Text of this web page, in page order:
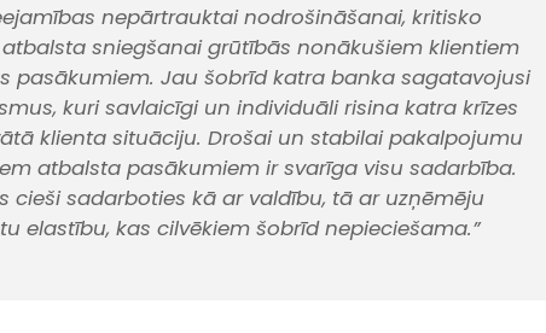
nepārtrauktai nodrošināšanai, kritisko
sniegšanai grūtībās nonākušiem klientiem
pasākumiem. Jau šobrīd katra banka sagatavojusi
kuri savlaicīgi un individuāli risina katra krīzes
klienta situāciju. Drošai un stabilai pakalpojumu
atbalsta pasākumiem ir svarīga visu sadarbība.
cieši sadarboties kā ar valdību, tā ar uzņēmēju
elastību, kas cilvēkiem šobrīd nepieciešama.”